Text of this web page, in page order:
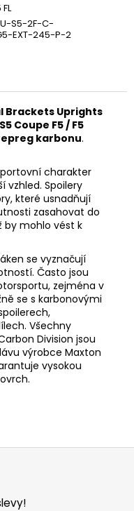
S5-2F-C-
EXT-245-P-2
Brackets Uprights
Coupe F5 / F5
karbonu.
charakter
vzhled. Spoilery
které usnadňují
zasahovat do
by mohlo vést k
se vyznačují
Často jsou
zejména v
se s karbonovými
Všechny
Division jsou
výrobce Maxton
vysokou